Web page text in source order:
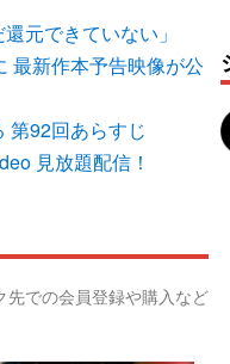
元できていない」
最新作本予告映像が公
第92回あらすじ
見放題配信！
での会員登録や購入など